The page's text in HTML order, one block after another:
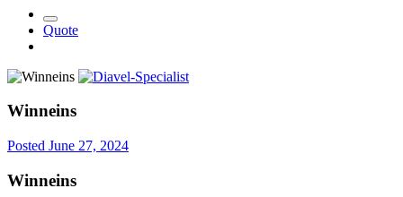
Quote
Winneins
Posted June 27, 2024
Winneins